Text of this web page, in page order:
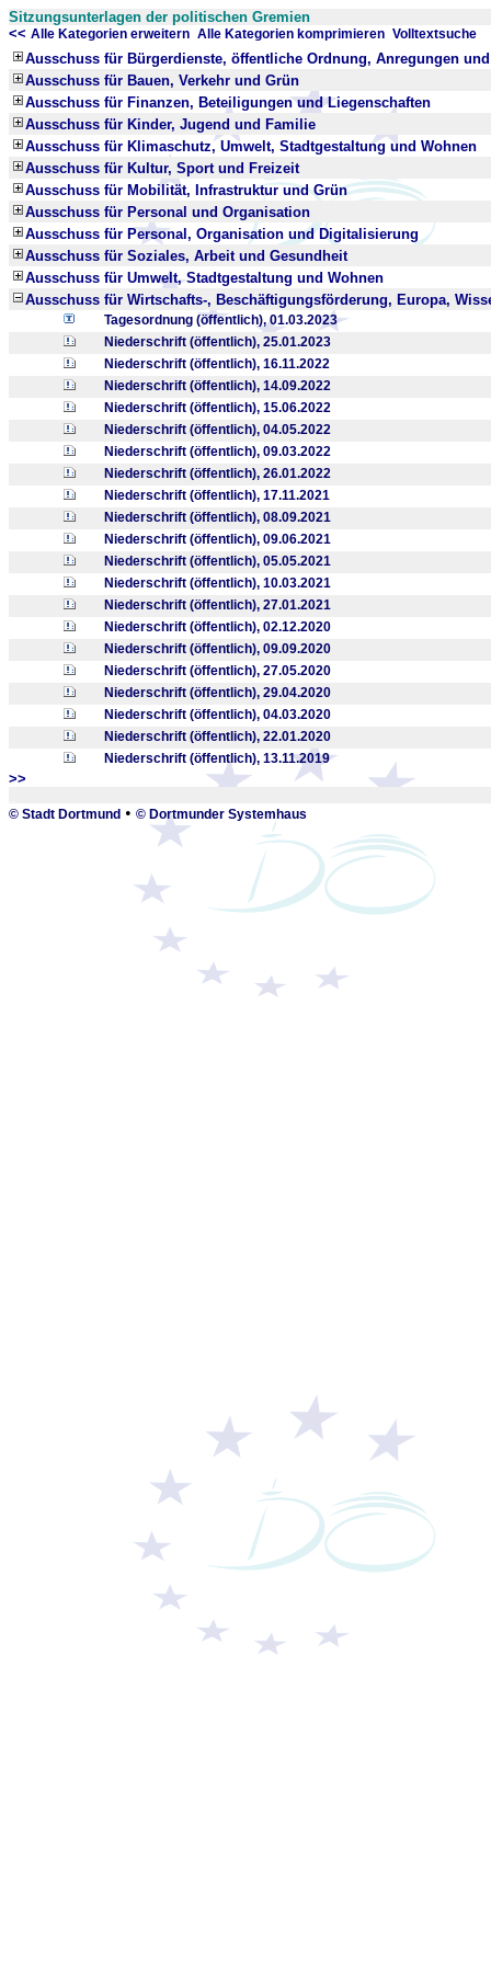
Sitzungsunterlagen der politischen Gremien
<< Alle Kategorien erweitern Alle Kategorien komprimieren Volltextsuche
Ausschuss für Bürgerdienste, öffentliche Ordnung, Anregungen
Ausschuss für Bauen, Verkehr und Grün
Ausschuss für Finanzen, Beteiligungen und Liegenschaften
Ausschuss für Kinder, Jugend und Familie
Ausschuss für Klimaschutz, Umwelt, Stadtgestaltung und Wohnen
Ausschuss für Kultur, Sport und Freizeit
Ausschuss für Mobilität, Infrastruktur und Grün
Ausschuss für Personal und Organisation
Ausschuss für Personal, Organisation und Digitalisierung
Ausschuss für Soziales, Arbeit und Gesundheit
Ausschuss für Umwelt, Stadtgestaltung und Wohnen
Ausschuss für Wirtschafts-, Beschäftigungsförderung, Europa,
Tagesordnung (öffentlich), 01.03.2023
Niederschrift (öffentlich), 25.01.2023
Niederschrift (öffentlich), 16.11.2022
Niederschrift (öffentlich), 14.09.2022
Niederschrift (öffentlich), 15.06.2022
Niederschrift (öffentlich), 04.05.2022
Niederschrift (öffentlich), 09.03.2022
Niederschrift (öffentlich), 26.01.2022
Niederschrift (öffentlich), 17.11.2021
Niederschrift (öffentlich), 08.09.2021
Niederschrift (öffentlich), 09.06.2021
Niederschrift (öffentlich), 05.05.2021
Niederschrift (öffentlich), 10.03.2021
Niederschrift (öffentlich), 27.01.2021
Niederschrift (öffentlich), 02.12.2020
Niederschrift (öffentlich), 09.09.2020
Niederschrift (öffentlich), 27.05.2020
Niederschrift (öffentlich), 29.04.2020
Niederschrift (öffentlich), 04.03.2020
Niederschrift (öffentlich), 22.01.2020
Niederschrift (öffentlich), 13.11.2019
>>
© Stadt Dortmund • © Dortmunder Systemhaus